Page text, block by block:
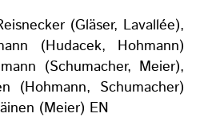
(Gläser, Lavallée),
(Hudacek, Hohmann)
(Schumacher, Meier),
(Hohmann, Schumacher)
(Meier) EN